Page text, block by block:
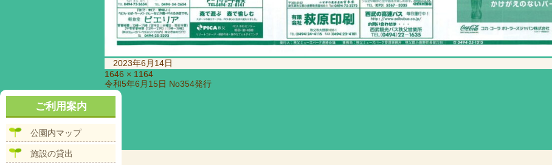
稿
日:
2023年6月14日
フ
ル
サ
ズ
1646 × 1164
投
稿
ビ
令和5年6月15日 No354発行
ご利用案内
公園内マップ
施設の貸出